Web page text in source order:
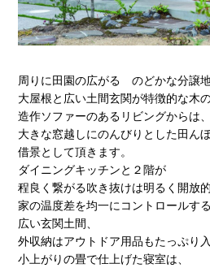
周りに田園の広がる のどかな分譲
大屋根と広い土間玄関が特徴的な木
造作ソファーのあるリビングからは、
大きな窓越しにのんびりとした田ん
借景として頂きます。
ダイニングキッチンと２階が
程良く繋がる吹き抜けは明るく開放的
家の温度差を均一にコントロールす
広い玄関土間、
外収納はアウトドア用品もたっぷり入
小上がりの畳で仕上げた寝室は、